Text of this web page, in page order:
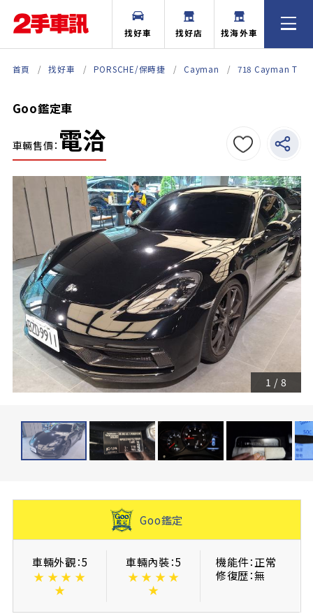
找好車 找好店 找海外車
首頁 找好車 PORSCHE/保時捷 Cayman 718 Cayman T
Goo鑑定車
車輛售價： 電洽
1 / 8
Goo鑑定
車輛外觀：5
★ ★ ★ ★
★
車輛內裝：5
★ ★ ★ ★
★
機能件：正常
修復歴：無